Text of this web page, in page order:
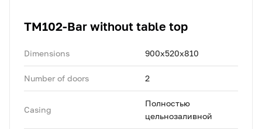
TM102-Bar without table top
Dimensions 900x520x810
Number of doors 2
Casing
Полностью
цельнозаливной